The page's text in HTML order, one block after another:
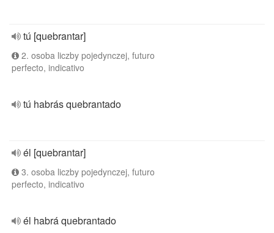
tú [quebrantar]
2. osoba liczby pojedynczej, futuro
perfecto, indicativo
tú habrás quebrantado
él [quebrantar]
3. osoba liczby pojedynczej, futuro
perfecto, indicativo
él habrá quebrantado